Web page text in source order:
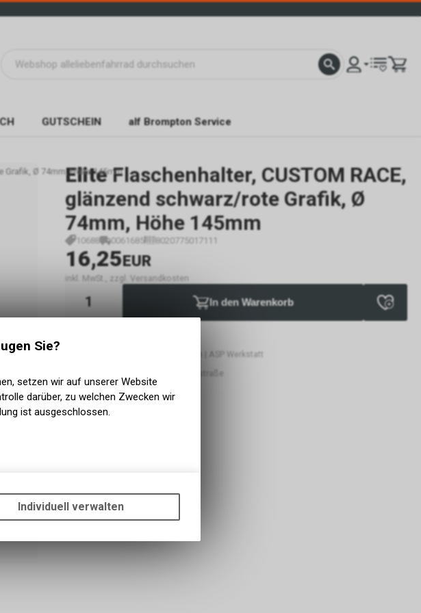
GUTSCHEIN alf Brompton Service
Grafik, Ø 74mm, Höhe 145mm
Elite Flaschenhalter, CUSTOM RACE,
glänzend schwarz/rote Grafik, Ø
74mm, Höhe 145mm
10688 0061685 8020775017111
16,25EUR
inkl. MwSt., zzgl. Versandkosten
In den Warenkorb
Abholung alf cycling Showroom | ASP Werkstatt
Abholung alf cycling Silberburgstraße
Sie?
setzen wir auf unserer Website
darüber, zu welchen Zwecken wir
ist ausgeschlossen.
unseres Online-Angebots, wie die
Bitte beachten Sie, dass die
Individuell verwalten